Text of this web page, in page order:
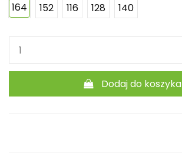
164
152 116 128 140
Dodaj do koszyka